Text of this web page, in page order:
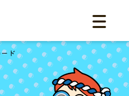
メニュー
ご利用の流
機能
事例紹介
料金
体験デモ
FAQ
お知らせ
ド